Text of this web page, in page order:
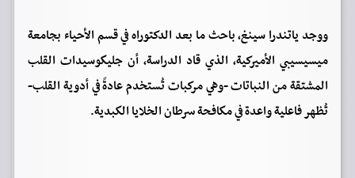
ووجد ياتندرا سينغ، باحث ما بعد الدكتوراه في قسم الأحياء بجامعة
ميسيسيبي الأميركية، الذي قاد الدراسة، أن جليكوسيدات القلب
المشتقة من النباتات -وهي مركبات تُستخدم عادةً في أدوية القلب-
تُظهر فاعلية واعدة في مكافحة سرطان الخلايا الكبدية.